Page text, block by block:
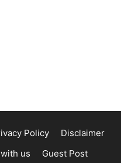
Policy
Disclaimer
us Guest Post